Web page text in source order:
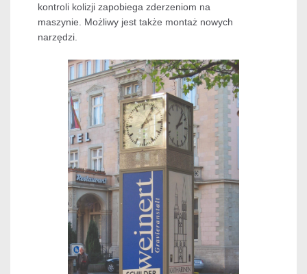
kontroli kolizji zapobiega zderzeniom na
maszynie. Możliwy jest także montaż nowych
narzędzi.